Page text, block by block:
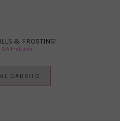
& FROSTING’
IVA Incluido
CARRITO